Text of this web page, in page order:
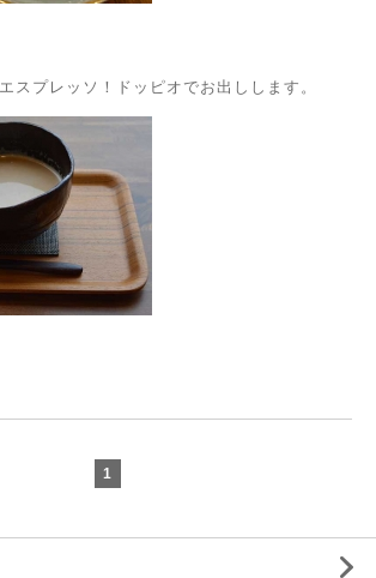
スプレッソ！ドッピオでお出しします。
1